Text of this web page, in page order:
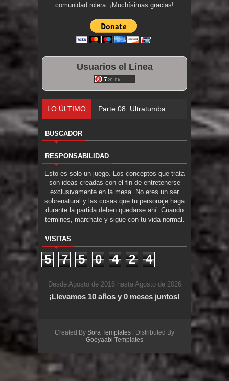
comunidad rolera. ¡Muchísimas gracias!
Usuarios el Línea
LO ÚLTIMO Parte 08: Ultratumba
BUSCADOR
RESPONSABILIDAD
Esto es solo un juego. Los conceptos que trata
son ideas creadas con el fin de entretenerse
exclusivamente en la mesa. No eres un ser
sobrenatural y las cosas que tu personaje haga
durante la partida deben quedarse ahí. Cuando
termines, márchate y sigue con tu vida normal.
VISITAS
5 7 5 0 4 2 4
Desde Agosto de 2016 hasta Agosto de 2026
¡Llevamos 10 años y 0 meses juntos!
Created By Sora Templates | Distributed By
Gooyaabi Templates